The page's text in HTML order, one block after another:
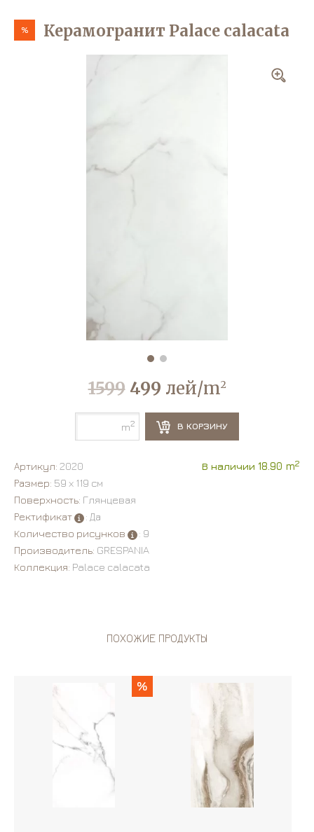
% Керамогранит Palace calacata
1599 499 лей/m2
m2 В КОРЗИНУ
Артикул: 2020 В наличии 18.90 m2
Размер: 59 х 119 см
Поверхность: Глянцевая
Ректификат
: Да
Количество рисунков
: 9
Производитель: GRESPANIA
Коллекция: Palace calacata
ПОХОЖИЕ ПРОДУКТЫ
%